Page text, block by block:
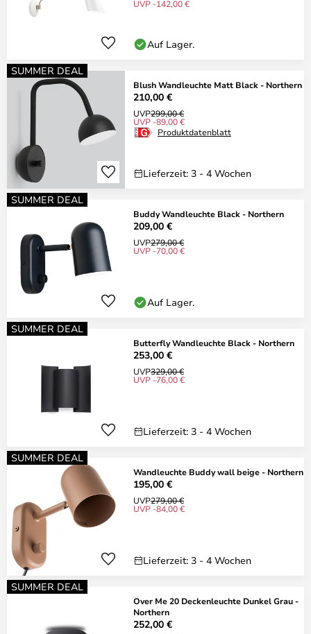
UVP -142,00 €
Auf Lager.
SUMMER DEAL
Blush Wandleuchte Matt Black - Northern
210,00 €
UVP299,00 €
UVP -89,00 €
Produktdatenblatt
Lieferzeit: 3 - 4 Wochen
SUMMER DEAL
Buddy Wandleuchte Black - Northern
209,00 €
UVP279,00 €
UVP -70,00 €
Auf Lager.
SUMMER DEAL
Butterfly Wandleuchte Black - Northern
253,00 €
UVP329,00 €
UVP -76,00 €
Lieferzeit: 3 - 4 Wochen
SUMMER DEAL
Wandleuchte Buddy wall beige - Northern
195,00 €
UVP279,00 €
UVP -84,00 €
Lieferzeit: 3 - 4 Wochen
SUMMER DEAL
Over Me 20 Deckenleuchte Dunkel Grau -
Northern
252,00 €